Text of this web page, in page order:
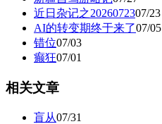
近日杂记之2026072307/23
AI的转变期终于来了07/05
错位07/03
癫狂07/01
相关文章
盲从07/31